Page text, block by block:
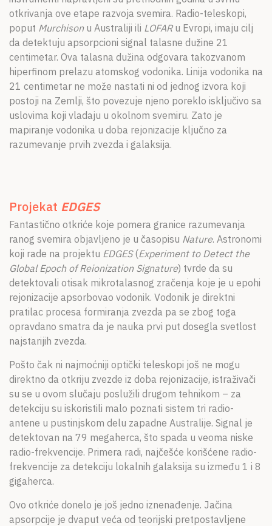
otkrivanja ove etape razvoja svemira. Radio-teleskopi,
poput Murchison u Australiji ili LOFARu Evropi, imaju cilj
da detektuju apsorpcioni signal talasne dužine 21
centimetar. Ova talasna dužina odgovara takozvanom
hiperfinom prelazu atomskog vodonika. Linija vodonika na
21 centimetar ne može nastati ni od jednog izvora koji
postoji na Zemlji, što povezuje njeno poreklo isključivo sa
uslovima koji vladaju u okolnom svemiru. Zato je
mapiranje vodonika u doba rejonizacije ključno za
razumevanje prvih zvezda i galaksija.
Projekat EDGES
Fantastično otkriće koje pomera granice razumevanja
ranog svemira objavljeno je u časopisu Nature. Astronomi
koji rade na projektu EDGES(Experiment to Detect the
Global Epoch of Reionization Signature) tvrde da su
detektovali otisak mikrotalasnog zračenja koje je u epohi
rejonizacije apsorbovao vodonik. Vodonik je direktni
pratilac procesa formiranja zvezda pa se zbog toga
opravdano smatra da je nauka prvi put dosegla svetlost
najstarijih zvezda.
Pošto čak ni najmoćniji optički teleskopi još ne mogu
direktno da otkriju zvezde iz doba rejonizacije, istraživači
su se u ovom slučaju poslužili drugom tehnikom – za
detekciju su iskoristili malo poznati sistem tri radio-
antene u pustinjskom delu zapadne Australije. Signal je
detektovan na 79 megaherca, što spada u veoma niske
radio-frekvencije. Primera radi, najčešće korišćene radio-
frekvencije za detekciju lokalnih galaksija su između 1 i 8
gigaherca.
Ovo otkriće donelo je još jedno iznenađenje. Jačina
apsorpcije je dvaput veća od teorijski pretpostavljene